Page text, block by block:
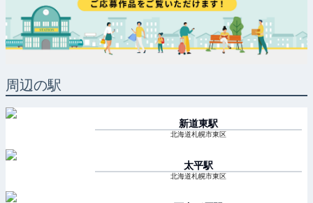
周辺の駅
新道東駅
北海道札幌市東区
太平駅
北海道札幌市東区